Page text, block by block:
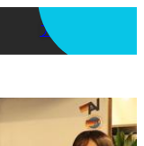
アプリを使う